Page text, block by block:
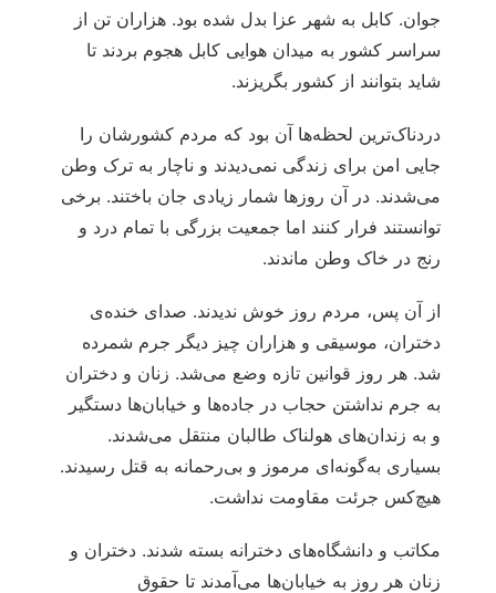
جوان. کابل به شهر عزا بدل شده بود. هزاران تن از
سراسر کشور به میدان هوایی کابل هجوم بردند تا
شاید بتوانند از کشور بگریزند.
دردناک‌ترین لحظه‌ها آن بود که مردم کشورشان را
جایی امن برای زندگی نمی‌دیدند و ناچار به ترک وطن
می‌شدند. در آن روزها شمار زیادی جان باختند. برخی
توانستند فرار کنند اما جمعیت بزرگی با تمام درد و
رنج در خاک وطن ماندند.
از آن پس، مردم روز خوش ندیدند. صدای خنده‌ی
دختران، موسیقی و هزاران چیز دیگر جرم شمرده
شد. هر روز قوانین تازه وضع می‌شد. زنان و دختران
به جرم نداشتن حجاب در جاده‌ها و خیابان‌ها دستگیر
و به زندان‌های هولناک طالبان منتقل می‌شدند.
بسیاری به‌گونه‌ای مرموز و بی‌رحمانه به قتل رسیدند.
هیچ‌کس جرئت مقاومت نداشت.
مکاتب و دانشگاه‌های دخترانه بسته شدند. دختران و
زنان هر روز به خیابان‌ها می‌آمدند تا حقوق